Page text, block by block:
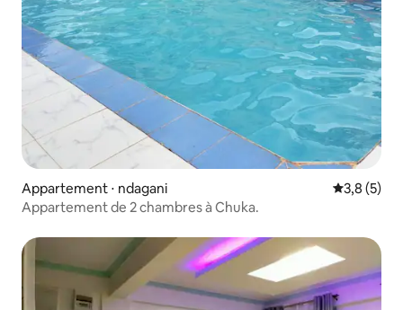
Appartement ⋅ ndagani Évaluation
3,8 (5)
Appartement de 2 chambres à Chuka.